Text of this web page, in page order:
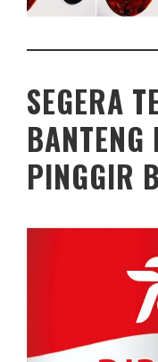
SEGERA
BANTENG
PINGGIR